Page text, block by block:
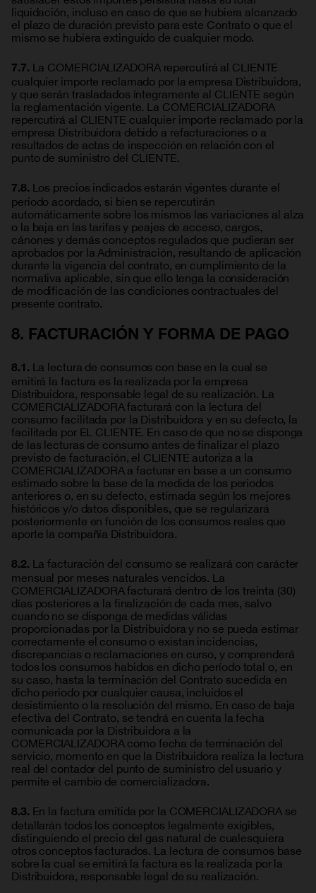
liquidación, incluso en caso de que se hubiera alcanzado
el plazo de duración previsto para este Contrato o que el
mismo se hubiera extinguido de cualquier modo.
7.7. La COMERCIALIZADORA repercutirá al CLIENTE
cualquier importe reclamado por la empresa Distribuidora,
y que serán trasladados íntegramente al CLIENTE según
la reglamentación vigente. La COMERCIALIZADORA
repercutirá al CLIENTE cualquier importe reclamado por la
empresa Distribuidora debido a refacturaciones o a
resultados de actas de inspección en relación con el
punto de suministro del CLIENTE.
7.8. Los precios indicados estarán vigentes durante el
periodo acordado, si bien se repercutirán
automáticamente sobre los mismos las variaciones al alza
o la baja en las tarifas y peajes de acceso, cargos,
cánones y demás conceptos regulados que pudieran ser
aprobados por la Administración, resultando de aplicación
durante la vigencia del contrato, en cumplimiento de la
normativa aplicable, sin que ello tenga la consideración
de modificación de las condiciones contractuales del
presente contrato.
8. FACTURACIÓN Y FORMA DE PAGO
8.1. La lectura de consumos con base en la cual se
emitirá la factura es la realizada por la empresa
Distribuidora, responsable legal de su realización. La
COMERCIALIZADORA facturará con la lectura del
consumo facilitada por la Distribuidora y en su defecto, la
facilitada por EL CLIENTE. En caso de que no se disponga
de las lecturas de consumo antes de finalizar el plazo
previsto de facturación, el CLIENTE autoriza a la
COMERCIALIZADORA a facturar en base a un consumo
estimado sobre la base de la medida de los periodos
anteriores o, en su defecto, estimada según los mejores
históricos y/o datos disponibles, que se regularizará
posteriormente en función de los consumos reales que
aporte la compañía Distribuidora.
8.2. La facturación del consumo se realizará con carácter
mensual por meses naturales vencidos. La
COMERCIALIZADORA facturará dentro de los treinta (30)
días posteriores a la finalización de cada mes, salvo
cuando no se disponga de medidas válidas
proporcionadas por la Distribuidora y no se pueda estimar
correctamente el consumo o existan incidencias,
discrepancias o reclamaciones en curso, y comprenderá
todos los consumos habidos en dicho período total o, en
su caso, hasta la terminación del Contrato sucedida en
dicho periodo por cualquier causa, incluidos el
desistimiento o la resolución del mismo. En caso de baja
efectiva del Contrato, se tendrá en cuenta la fecha
comunicada por la Distribuidora a la
COMERCIALIZADORA como fecha de terminación del
servicio, momento en que la Distribuidora realiza la lectura
real del contador del punto de suministro del usuario y
permite el cambio de comercializadora.
8.3. En la factura emitida por la COMERCIALIZADORA se
detallarán todos los conceptos legalmente exigibles,
distinguiendo el precio del gas natural de cualesquiera
otros conceptos facturados. La lectura de consumos base
sobre la cual se emitirá la factura es la realizada por la
Distribuidora, responsable legal de su realización.